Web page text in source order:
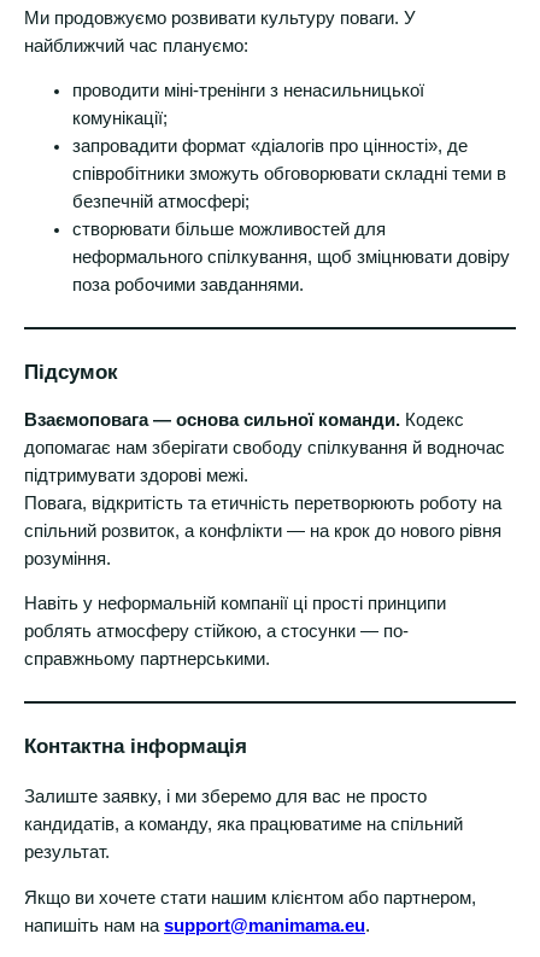
Ми продовжуємо розвивати культуру поваги. У
найближчий час плануємо:
проводити міні-тренінги з ненасильницької
комунікації;
запровадити формат «діалогів про цінності», де
співробітники зможуть обговорювати складні теми в
безпечній атмосфері;
створювати більше можливостей для
неформального спілкування, щоб зміцнювати довіру
поза робочими завданнями.
Підсумок
Взаємоповага — основа сильної команди. Кодекс
допомагає нам зберігати свободу спілкування й водночас
підтримувати здорові межі.
Повага, відкритість та етичність перетворюють роботу на
спільний розвиток, а конфлікти — на крок до нового рівня
розуміння.
Навіть у неформальній компанії ці прості принципи
роблять атмосферу стійкою, а стосунки — по-
справжньому партнерськими.
Контактна інформація
Залиште заявку, і ми зберемо для вас не просто
кандидатів, а команду, яка працюватиме на спільний
результат.
Якщо ви хочете стати нашим клієнтом або партнером,
напишіть нам на support@manimama.eu.